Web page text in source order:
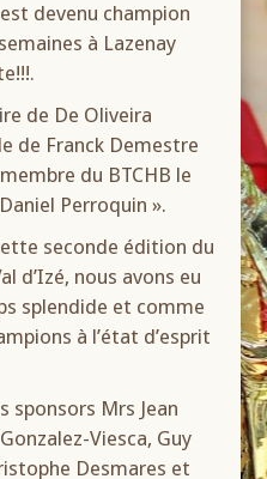
devenu champion
à Lazenay
de De Oliveira
de Franck Demestre
du BTCHB le
Perroquin ».
seconde édition du
d’Izé, nous avons eu
splendide et comme
à l’état d’esprit
sponsors Mrs Jean
Viesca, Guy
Desmares et